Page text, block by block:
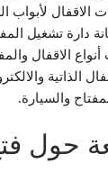
الاقفال لأبواب
دارة تشغيل
أنواع الاقفال
الذاتية
والسيارة.
حول